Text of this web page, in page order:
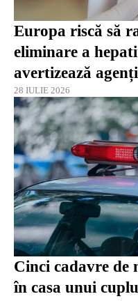
Europa riscă să
eliminare a
avertizează
28 IULIE 2026
Cinci cadavre de
în casa unui